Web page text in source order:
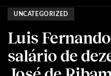
UNCATEGORIZED
Luis
salário de